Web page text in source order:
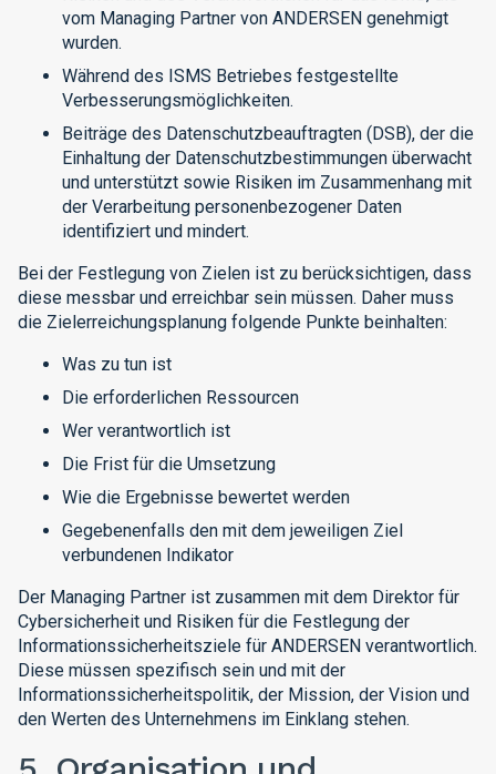
vom Managing Partner von ANDERSEN genehmigt
wurden.
Während des ISMS Betriebes festgestellte
Verbesserungsmöglichkeiten.
Beiträge des Datenschutzbeauftragten (DSB), der die
Einhaltung der Datenschutzbestimmungen überwacht
und unterstützt sowie Risiken im Zusammenhang mit
der Verarbeitung personenbezogener Daten
identifiziert und mindert.
Bei der Festlegung von Zielen ist zu berücksichtigen, dass
diese messbar und erreichbar sein müssen. Daher muss
die Zielerreichungsplanung folgende Punkte beinhalten:
Was zu tun ist
Die erforderlichen Ressourcen
Wer verantwortlich ist
Die Frist für die Umsetzung
Wie die Ergebnisse bewertet werden
Gegebenenfalls den mit dem jeweiligen Ziel
verbundenen Indikator
Der Managing Partner ist zusammen mit dem Direktor für
Cybersicherheit und Risiken für die Festlegung der
Informationssicherheitsziele für ANDERSEN verantwortlich.
Diese müssen spezifisch sein und mit der
Informationssicherheitspolitik, der Mission, der Vision und
den Werten des Unternehmens im Einklang stehen.